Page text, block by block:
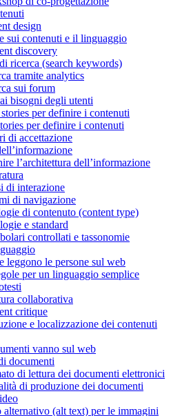
design
sui contenuti e il linguaggio
discovery
ricerca (search keywords)
tramite analytics
sui forum
bisogni degli utenti
per definire i contenuti
per definire i contenuti
di accettazione
l’architettura dell’informazione
di interazione
di navigazione
di contenuto (content type)
e standard
controllati e tassonomie
leggono le persone sul web
per un linguaggio semplice
collaborativa
critique
e localizzazione dei contenuti
vanno sul web
documenti
di lettura dei documenti elettronici
di produzione dei documenti
alternativo (alt text) per le immagini